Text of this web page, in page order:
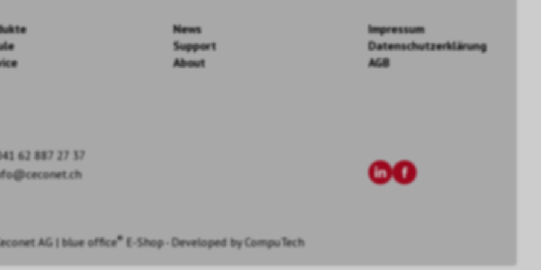
News
Support
About
Impressum
Datenschutzerklärung
AGB
62 887 27 37
AG|blue office®E-Shop - Developed byCompuTech